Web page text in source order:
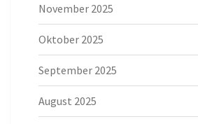
November 2025
Oktober 2025
September 2025
August 2025